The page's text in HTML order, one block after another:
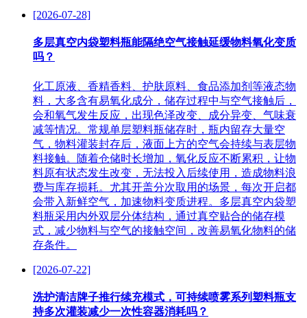
[2026-07-28]
多层真空内袋塑料瓶能隔绝空气接触延缓物料氧化变质
吗？
化工原液、香精香料、护肤原料、食品添加剂等液态物
料，大多含有易氧化成分，储存过程中与空气接触后，
会和氧气发生反应，出现色泽改变、成分异变、气味衰
减等情况。常规单层塑料瓶储存时，瓶内留存大量空
气，物料灌装封存后，液面上方的空气会持续与表层物
料接触。随着仓储时长增加，氧化反应不断累积，让物
料原有状态发生改变，无法投入后续使用，造成物料浪
费与库存损耗。尤其开盖分次取用的场景，每次开启都
会带入新鲜空气，加速物料变质进程。多层真空内袋塑
料瓶采用内外双层分体结构，通过真空贴合的储存模
式，减少物料与空气的接触空间，改善易氧化物料的储
存条件。
[2026-07-22]
洗护清洁牌子推行续充模式，可持续喷雾系列塑料瓶支
持多次灌装减少一次性容器消耗吗？